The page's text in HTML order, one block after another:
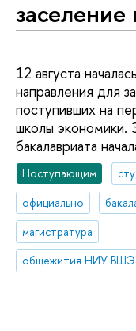
12 августа
направления для
поступивших на
школы экономики.
бакалавриата
Поступающим
официально
магистратура
общежития НИУ ВШЭ